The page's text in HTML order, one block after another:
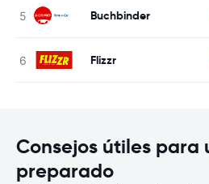
Buchbinder
Flizzr
Consejos útiles para
preparado